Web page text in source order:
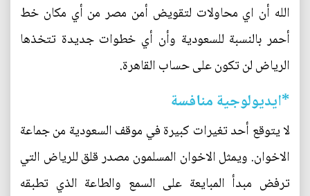
الله أن اي محاولات لتقويض أمن مصر من أي مكان خط
أحمر بالنسبة للسعودية وأن أي خطوات جديدة تتخذها
الرياض لن تكون على حساب القاهرة.
*ايديولوجية منافسة
لا يتوقع أحد تغيرات كبيرة في موقف السعودية من جماعة
الاخوان. ويمثل الاخوان المسلمون مصدر قلق للرياض التي
ترفض مبدأ المبايعة على السمع والطاعة الذي تطبقه